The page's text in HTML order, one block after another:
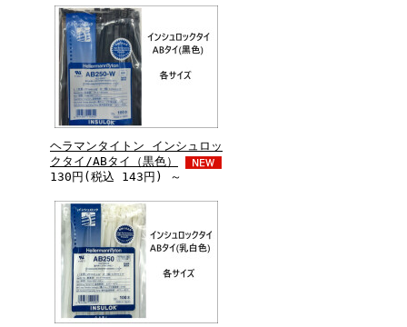
ヘラマンタイトン インシュロッ
クタイ/ABタイ（黒色）
130円(税込 143円) ～